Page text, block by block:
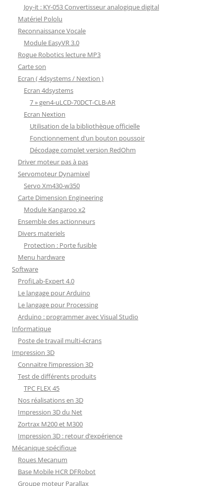
Joy-it : KY-053 Convertisseur analogique digital
Matériel Pololu
Reconnaissance Vocale
Module EasyVR 3.0
Rogue Robotics lecture MP3
Carte son
Ecran ( 4dsystems / Nextion )
Ecran 4dsystems
7 » gen4-uLCD-70DCT-CLB-AR
Ecran Nextion
Utilisation de la bibliothèque officielle
Fonctionnement d’un bouton poussoir
Décodage complet version RedOhm
Driver moteur pas à pas
Servomoteur Dynamixel
Servo Xm430-w350
Carte Dimension Engineering
Module Kangaroo x2
Ensemble des actionneurs
Divers materiels
Protection : Porte fusible
Menu hardware
Software
ProfiLab-Expert 4.0
Le langage pour Arduino
Le langage pour Processing
Arduino : programmer avec Visual Studio
Informatique
Poste de travail multi-écrans
Impression 3D
Connaitre l’impression 3D
Test de différents produits
TPC FLEX 45
Nos réalisations en 3D
Impression 3D du Net
Zortrax M200 et M300
Impression 3D : retour d’expérience
Mécanique spécifique
Roues Mecanum
Base Mobile HCR DFRobot
Groupe moteur Parallax